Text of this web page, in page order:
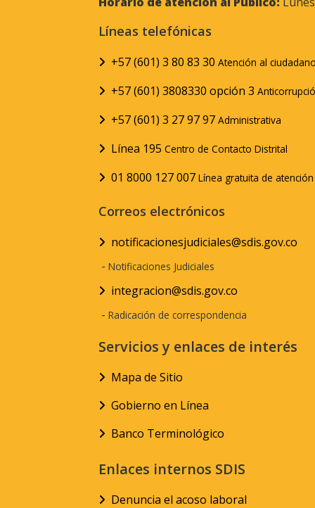
Líneas telefónicas
+57 (601) 3 80 83 30 Atención al
+57 (601) 3808330 opción 3
+57 (601) 3 27 97 97 Administrativa
Línea 195 Centro de Contacto Distrital
01 8000 127 007 Línea gratuita de
Correos electrónicos
notificacionesjudiciales@sdis.gov.co
- Notificaciones Judiciales
integracion@sdis.gov.co
- Radicación de correspondencia
Servicios y enlaces de interés
Mapa de Sitio
Gobierno en Línea
Banco Terminológico
Enlaces internos SDIS
Denuncia el acoso laboral